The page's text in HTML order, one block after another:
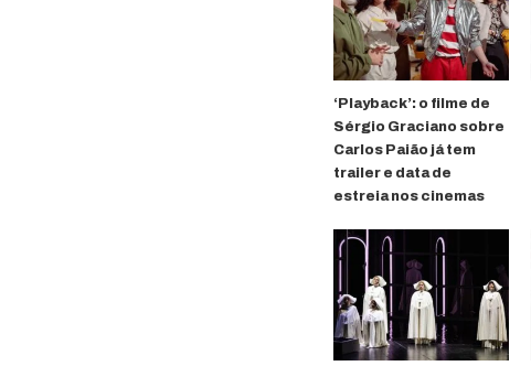
‘Playback’: o filme de
Sérgio Graciano sobre
Carlos Paião já tem
trailer e data de
estreia nos cinemas